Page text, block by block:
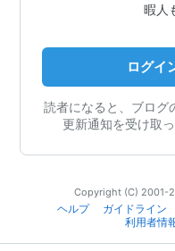
暇人
ログイ
読者になると、ブログ
更新通知を受け取
Copyright (C) 2001-
ヘルプ
ガイドライン
利用者情